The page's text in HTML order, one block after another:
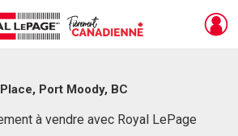
Port Moody, BC
à vendre avec Royal LePage